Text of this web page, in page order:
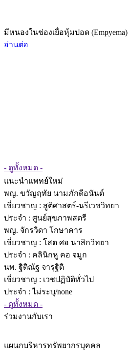
มีหนองในช่องเยื่อหุ้มปอด (Empyema)
อ่านต่อ
- ดูทั้งหมด -
แนะนำแพทย์ใหม่
พญ. ขวัญฤทัย นามภักดีอนันต์
เชี่ยวชาญ : สูติศาสตร์-นรีเวชวิทยา
ประจำ : ศูนย์สุขภาพสตรี
พญ. จักรวิดา โกษาคาร
เชี่ยวชาญ : โสต ศอ นาสิกวิทยา
ประจำ : คลินิกหู คอ จมูก
นพ. ฐิติณัฐ จารุฐิติ
เชี่ยวชาญ : เวชปฏิบัติทั่วไป
ประจำ : ไม่ระบุ/none
- ดูทั้งหมด -
ร่วมงานกับเรา
แผนกบริหารทรัพยากรบุคคล